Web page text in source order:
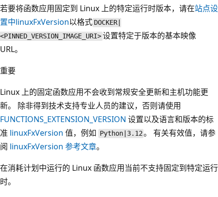
若要将函数应用固定到 Linux 上的特定运行时版本，请在站点设
置中linuxFxVersion以格式 DOCKER|
<PINNED_VERSION_IMAGE_URI>设置特定于版本的基本映像
URL。
重要
Linux 上的固定函数应用不会收到常规安全更新和主机功能更
新。 除非得到技术支持专业人员的建议，否则请使用
FUNCTIONS_EXTENSION_VERSION 设置以及语言和版本的标
准 linuxFxVersion 值，例如 Python|3.12。 有关有效值，请参
阅 linuxFxVersion 参考文章。
在消耗计划中运行的 Linux 函数应用当前不支持固定到特定运行
时。